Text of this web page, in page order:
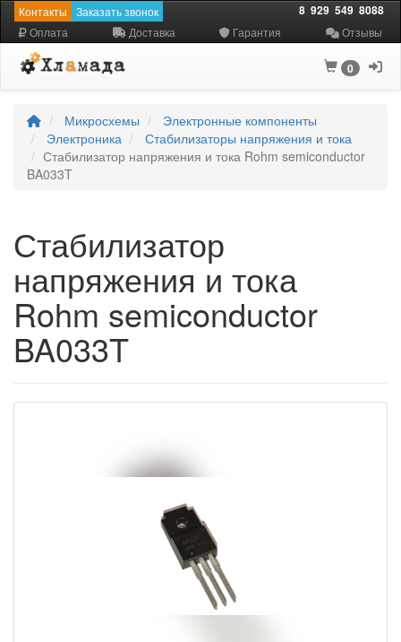
Контакты Заказать звонок 8 929 549 8088
Оплата Доставка Гарантия Отзывы
0
Микросхемы
Электронные компоненты
Электроника
Стабилизаторы напряжения и тока
Стабилизатор напряжения и тока Rohm semiconductor
BA033T
Стабилизатор
напряжения и тока
Rohm semiconductor
BA033T